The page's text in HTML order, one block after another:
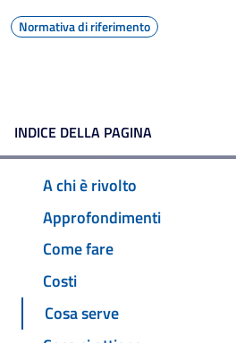
Normativa di riferimento
INDICE DELLA PAGINA
A chi è rivolto
Approfondimenti
Come fare
Costi
Cosa serve